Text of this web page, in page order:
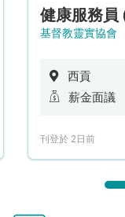
健康服務員
基督教靈實協會
西貢
薪金面議
刊登於 2日前